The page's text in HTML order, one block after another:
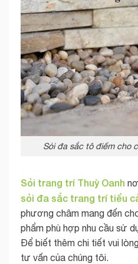
Sỏi đa sắc tô điểm cho
Sỏi trang trí Thuỳ Oanh
sỏi đa sắc trang trí tiểu
phương châm mang đến
phẩm phù hợp nhu cầu sử
Để biết thêm chi tiết vui
tư vấn của chúng tôi.